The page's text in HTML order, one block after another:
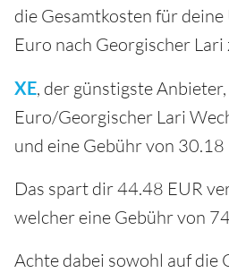
die Gesamtkosten für
Euro nach Georgischer Lari
XE, der günstigste
Euro/Georgischer Lari
und eine Gebühr von 30.18
Das spart dir 44.48 EUR
welcher eine Gebühr von
Achte dabei sowohl auf die